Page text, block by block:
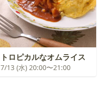
トロピカルなオムライス
7/13 (水) 20:00〜21:00